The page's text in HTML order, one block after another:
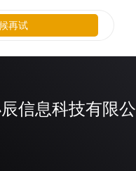
信息科技有限
再试